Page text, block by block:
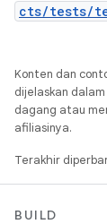
cts/tests/
Konten dan
dijelaskan dalam
dagang atau
afiliasinya.
Terakhir
BUILD